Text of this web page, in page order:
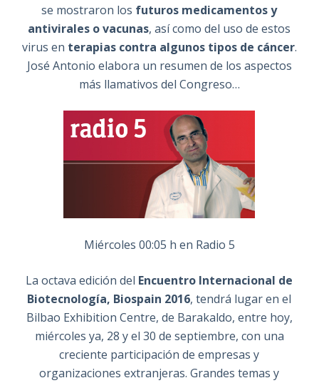
se mostraron los futuros medicamentos y
antivirales o vacunas, así como del uso de estos
virus en terapias contra algunos tipos de cáncer.
José Antonio elabora un resumen de los aspectos
más llamativos del Congreso…
Miércoles 00:05 h en Radio 5
La octava edición del Encuentro Internacional de
Biotecnología, Biospain 2016, tendrá lugar en el
Bilbao Exhibition Centre, de Barakaldo, entre hoy,
miércoles ya, 28 y el 30 de septiembre, con una
creciente participación de empresas y
organizaciones extranjeras. Grandes temas y